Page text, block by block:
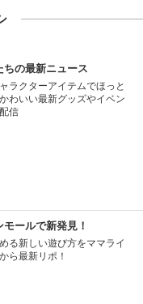
ちの最新ニュース
ラクターアイテムでほっと
わいい最新グッズやイベン
信
ールで新発見！
る新しい遊び方をママライ
ら最新リポ！